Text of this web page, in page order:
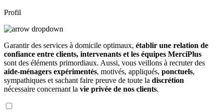
Profil
Garantir des services à domicile optimaux, établir une relation de
confiance entre clients, intervenants et les équipes MerciPlus
sont des éléments primordiaux. Aussi, vous veillons à recruter des
aide-ménagers expérimentés, motivés, appliqués, ponctuels,
sympathiques et sachant faire preuve de toute la discrétion
nécessaire concernant la vie privée de nos clients.